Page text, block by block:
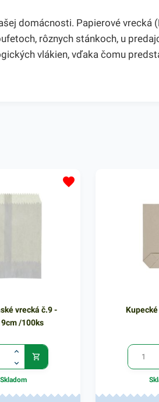
domácnosti. Papierové vrecká
rôznych stánkoch, u
vlákien, vďaka čomu
vrecká č.9 -
/100ks
Skladom